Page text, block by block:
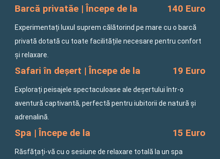
Barcă privatăe | Începe de la 140 Euro
Experimentați luxul suprem călătorind pe mare cu o barcă
privată dotată cu toate facilitățile necesare pentru confort
și relaxare.
Safari în deșert | Începe de la 19 Euro
Explorați peisajele spectaculoase ale deșertului într-o
aventură captivantă, perfectă pentru iubitorii de natură și
adrenalină.
Spa | Începe de la 15 Euro
Răsfățați-vă cu o sesiune de relaxare totală la un spa